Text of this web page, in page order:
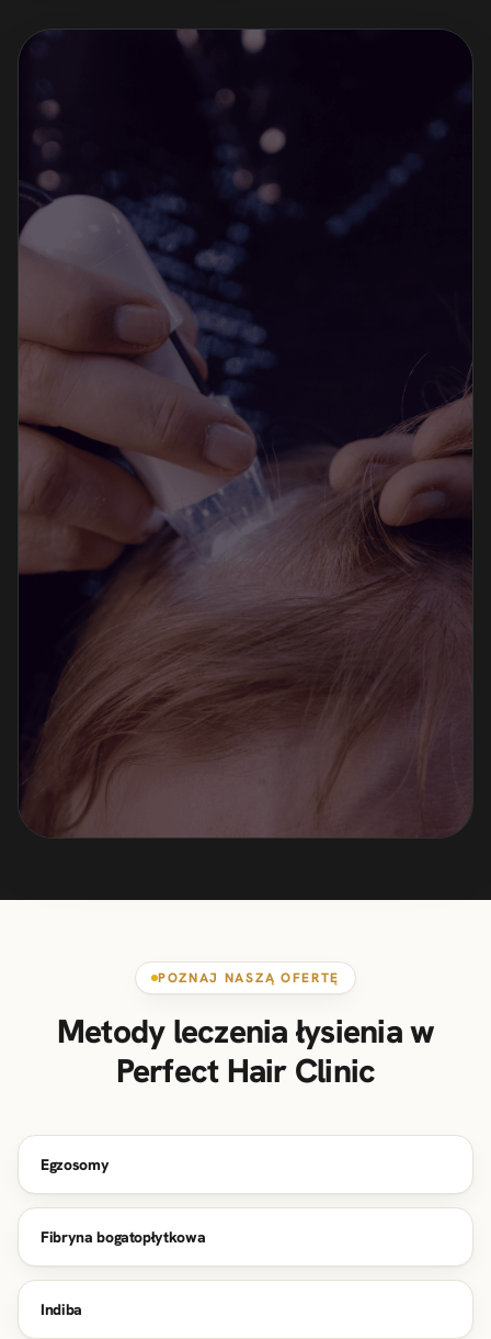
POZNAJ NASZĄ OFERTĘ
Metody leczenia łysienia w
Perfect Hair Clinic
Egzosomy
Fibryna bogatopłytkowa
Indiba